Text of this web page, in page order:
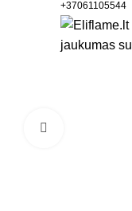
+37061105544